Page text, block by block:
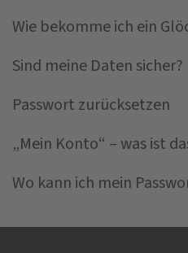
Wie bekomme ich ein
Sind meine Daten sicher?
Passwort zurücksetzen
„Mein Konto“ – was ist
Wo kann ich mein